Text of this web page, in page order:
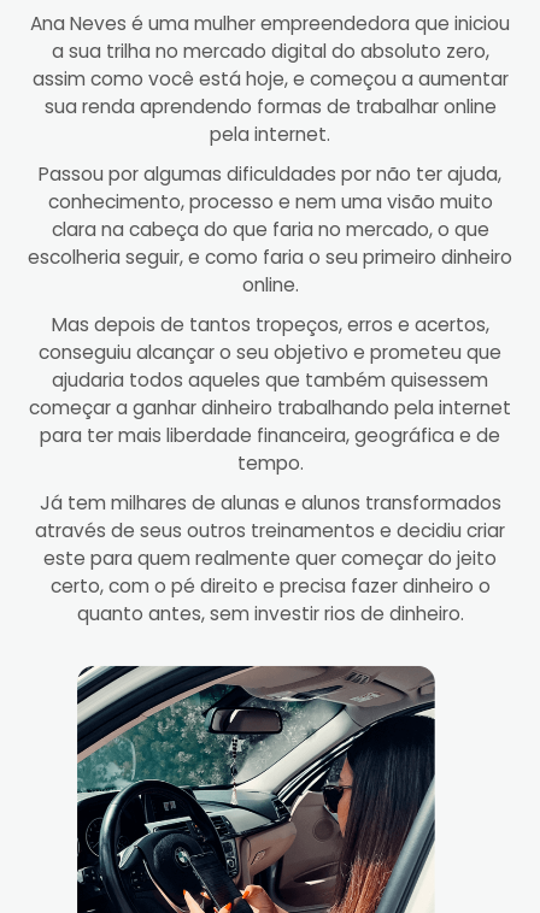
Ana Neves é uma mulher empreendedora que iniciou
a sua trilha no mercado digital do absoluto zero,
assim como você está hoje, e começou a aumentar
sua renda aprendendo formas de trabalhar online
pela internet.
Passou por algumas dificuldades por não ter ajuda,
conhecimento, processo e nem uma visão muito
clara na cabeça do que faria no mercado, o que
escolheria seguir, e como faria o seu primeiro dinheiro
online.
Mas depois de tantos tropeços, erros e acertos,
conseguiu alcançar o seu objetivo e prometeu que
ajudaria todos aqueles que também quisessem
começar a ganhar dinheiro trabalhando pela internet
para ter mais liberdade financeira, geográfica e de
tempo.
Já tem milhares de alunas e alunos transformados
através de seus outros treinamentos e decidiu criar
este para quem realmente quer começar do jeito
certo, com o pé direito e precisa fazer dinheiro o
quanto antes, sem investir rios de dinheiro.